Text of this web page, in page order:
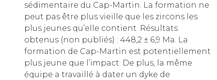
sédimentaire du Cap-Martin. La formation ne
peut pas être plus vieille que les zircons les
plus jeunes qu’elle contient. Résultats
obtenus (non publiés) : 448,2 ± 6,9 Ma. La
formation de Cap-Martin est potentiellement
plus jeune que l’impact. De plus, la même
équipe a travaillé à dater un dyke de